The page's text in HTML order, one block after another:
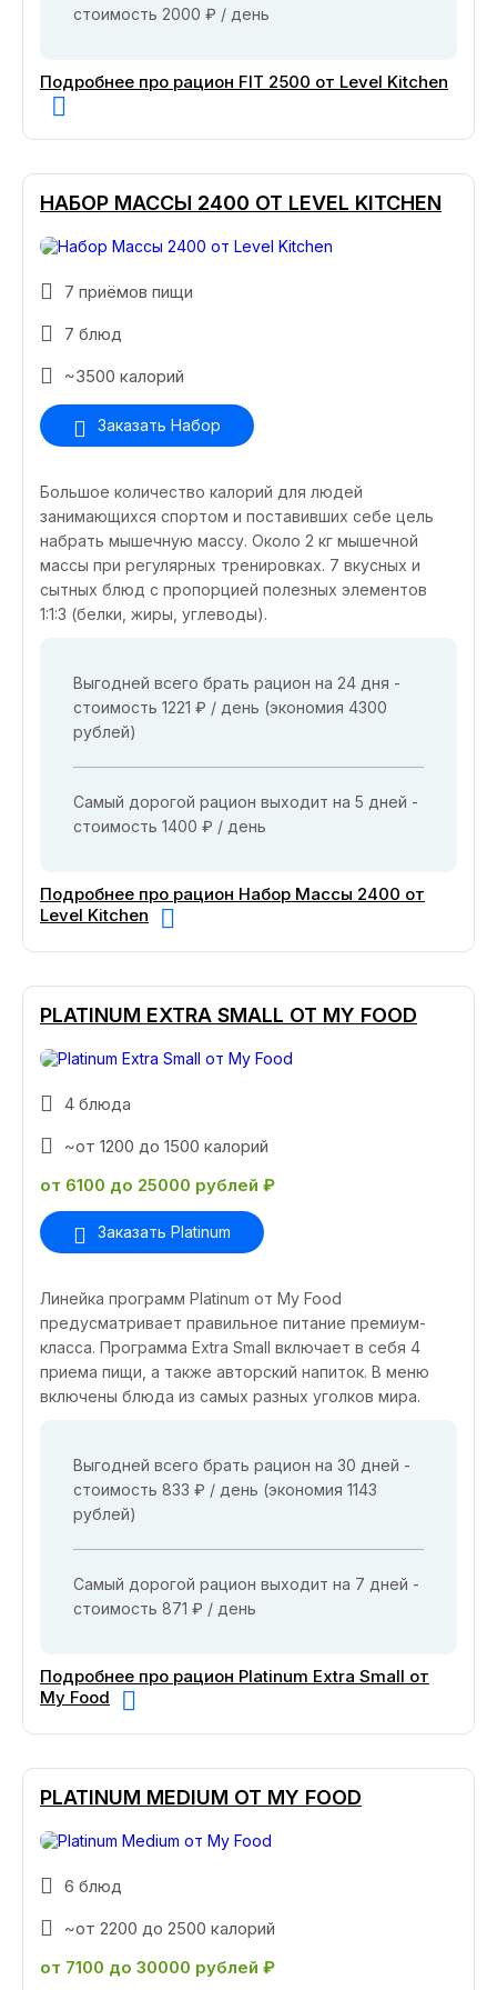
стоимость 2000 ₽ / день
Подробнее про рацион FIT 2500 от Level Kitchen
НАБОР МАССЫ 2400 ОТ LEVEL KITCHEN
7 приёмов пищи
7 блюд
~3500 калорий
Заказать Набор
Большое количество калорий для людей
занимающихся спортом и поставивших себе цель
набрать мышечную массу. Около 2 кг мышечной
массы при регулярных тренировках. 7 вкусных и
сытных блюд с пропорцией полезных элементов
1:1:3 (белки, жиры, углеводы).
Выгодней всего брать рацион на 24 дня -
стоимость 1221 ₽ / день (экономия 4300
рублей)
Самый дорогой рацион выходит на 5 дней -
стоимость 1400 ₽ / день
Подробнее про рацион Набор Массы 2400 от
Level Kitchen
PLATINUM EXTRA SMALL ОТ MY FOOD
4 блюда
~от 1200 до 1500 калорий
от 6100 до 25000 рублей ₽
Заказать Platinum
Линейка программ Platinum от My Food
предусматривает правильное питание премиум-
класса. Программа Extra Small включает в себя 4
приема пищи, а также авторский напиток. В меню
включены блюда из самых разных уголков мира.
Выгодней всего брать рацион на 30 дней -
стоимость 833 ₽ / день (экономия 1143
рублей)
Самый дорогой рацион выходит на 7 дней -
стоимость 871 ₽ / день
Подробнее про рацион Platinum Extra Small от
My Food
PLATINUM MEDIUM ОТ MY FOOD
6 блюд
~от 2200 до 2500 калорий
от 7100 до 30000 рублей ₽